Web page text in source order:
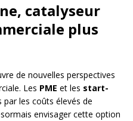
catalyseur
plus
de nouvelles perspectives
Les PME et les start-
les coûts élevés de
envisager cette option